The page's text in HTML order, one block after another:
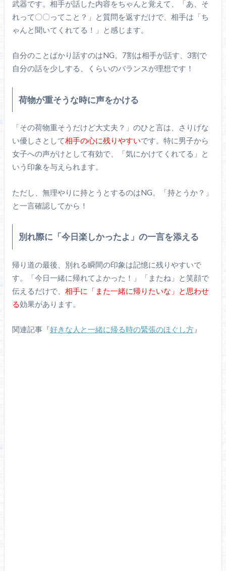
武器です。相手が話した内容をちゃんと覚えて、「あ、そ
れって〇〇ってこと？」と質問を返すだけで、相手は「ち
ゃんと聞いてくれてる！」と感じます。
自分のことばかり話すのはNG。7割は相手が話す、3割で
自分の話を少しする、くらいのバランスが理想です！
荷物が重そうな時に声をかける
「その荷物重そうだけど大丈夫？」のひと言は、さりげな
い優しさとして相手の心に残りやすいです。特に男子から
女子への声がけとして有効で、「気にかけてくれてる」と
いう印象を与えられます。
ただし、無理やりに持とうとするのはNG。「持とうか？」
と一言確認してから！
別れ際に「今日楽しかったよ」の一言を添える
帰り道の最後、別れる瞬間の印象は記憶に残りやすいで
す。「今日一緒に帰れてよかった！」「またね」と笑顔で
伝えるだけで、 相手に「また一緒に帰りたいな」と思わせ
る効果があります。
関連記事『好きな人と一緒に帰る時の緊張のほぐし方』